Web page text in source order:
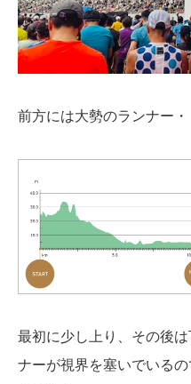
前方には大勢のランナー・
最初に少し上り、その後
ナーが視界を塞いでいる